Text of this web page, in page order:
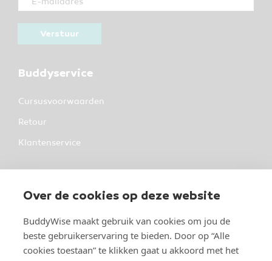
Over de cookies op deze website
BuddyWise maakt gebruik van cookies om jou de
beste gebruikerservaring te bieden. Door op “Alle
cookies toestaan” te klikken gaat u akkoord met het
Verstuur
Buddyservice
Cursusvoorwaarden
Retour
Klantenservice
Industrieterrein 37
5981 NK Panningen